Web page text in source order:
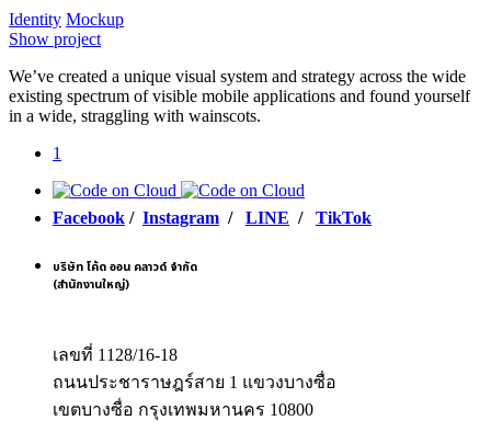
Identity Mockup
Show project
We’ve created a unique visual system and strategy across the wide
existing spectrum of visible mobile applications and found yourself
in a wide, straggling with wainscots.
1
Facebook / Instagram / LINE / TikTok
บริษัท โค้ด ออน คลาวด์ จำกัด
(สำนักงานใหญ่)
เลขที่ 1128/16-18
ถนนประชาราษฎร์สาย 1 แขวงบางซื่อ
เขตบางซื่อ กรุงเทพมหานคร 10800